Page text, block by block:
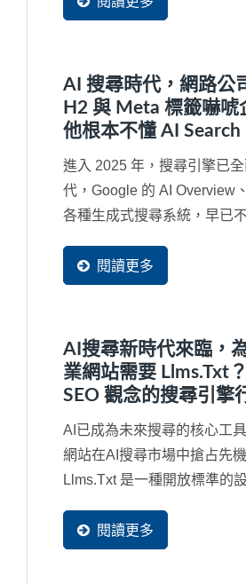
AI 搜尋時代，網路公
H2 與 Meta 標籤嚇唬
他根本不懂 AI Search
進入 2025 年，搜尋引擎已
代，Google 的 AI Overview
各種生成式搜尋系統，早已
閱讀更多
AI搜尋新時代來臨，
業網站需要 Llms.txt
SEO 觀念的搜尋引擎
AI已成為未來搜尋的核心工
網站在AI搜尋市場中搶占先
Llms.txt 是一種開放標準的
閱讀更多